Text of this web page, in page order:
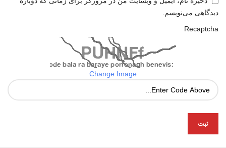
دیدگاهی می‌نویسم.
Recaptcha
Change Image